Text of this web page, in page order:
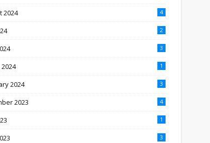
2024 4
2
3
1
2024 3
2023 4
1
3